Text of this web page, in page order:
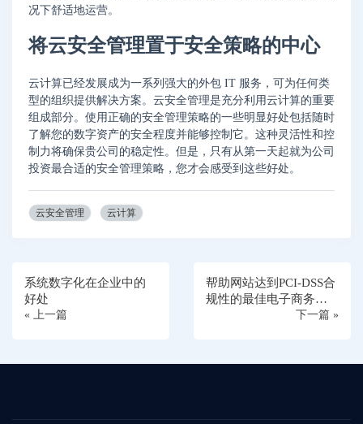
况下舒适地运营。
将云安全管理置于安全策略的中心
云计算已经发展成为一系列强大的外包 IT 服务，可为任何类
型的组织提供解决方案。云安全管理是充分利用云计算的重要
组成部分。使用正确的安全管理策略的一些明显好处包括随时
了解您的数字资产的安全程度并能够控制它。这种灵活性和控
制力将确保贵公司的稳定性。但是，只有从第一天起就为公司
投资最合适的安全管理策略，您才会感受到这些好处。
云安全管理 云计算
系统数字化在企业中的
好处
« 上一篇
帮助网站达到PCI-DSS合
规性的最佳电子商务防
下一篇 »